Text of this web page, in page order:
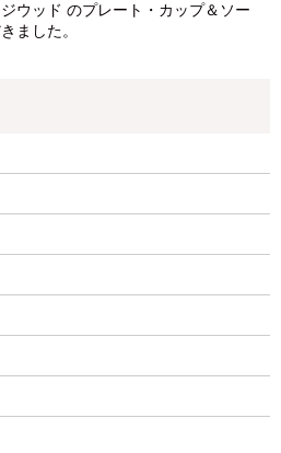
ウッド のプレート・カップ＆ソー
ました。